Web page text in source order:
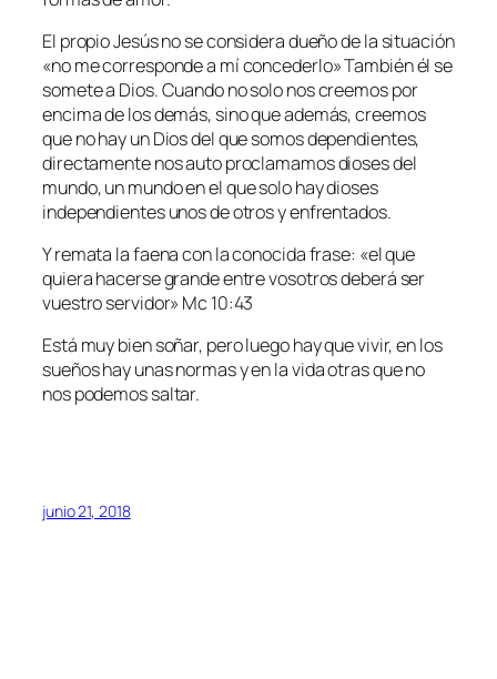
El propio Jesús no se considera dueño de la situación
«no me corresponde a mí concederlo» También él se
somete a Dios. Cuando no solo nos creemos por
encima de los demás, sino que además, creemos
que no hay un Dios del que somos dependientes,
directamente nos auto proclamamos dioses del
mundo, un mundo en el que solo hay dioses
independientes unos de otros y enfrentados.
Y remata la faena con la conocida frase: «el que
quiera hacerse grande entre vosotros deberá ser
vuestro servidor» Mc 10:43
Está muy bien soñar, pero luego hay que vivir, en los
sueños hay unas normas y en la vida otras que no
nos podemos saltar.
junio 21, 2018